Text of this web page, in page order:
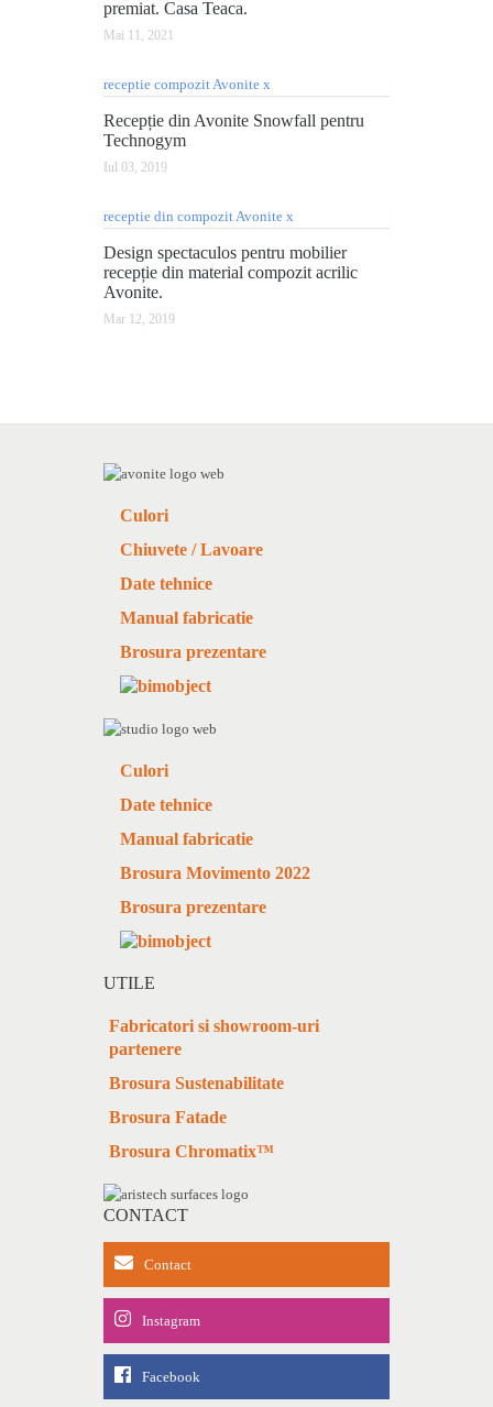
premiat. Casa Teaca.
Mai 11, 2021
Recepție din Avonite Snowfall pentru
Technogym
Iul 03, 2019
Design spectaculos pentru mobilier
recepție din material compozit acrilic
Avonite.
Mar 12, 2019
Culori
Chiuvete / Lavoare
Date tehnice
Manual fabricatie
Brosura prezentare
Culori
Date tehnice
Manual fabricatie
Brosura Movimento 2022
Brosura prezentare
UTILE
Fabricatori si showroom-uri
partenere
Brosura Sustenabilitate
Brosura Fatade
Brosura Chromatix™
CONTACT
Contact
Instagram
Facebook